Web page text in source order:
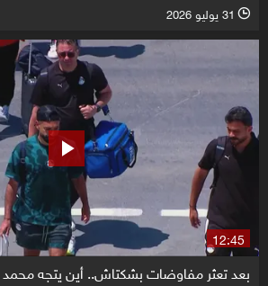
l 31 يوليو 2026
12:45
بعد تعثر مفاوضات بشكتاش.. أين يتجه